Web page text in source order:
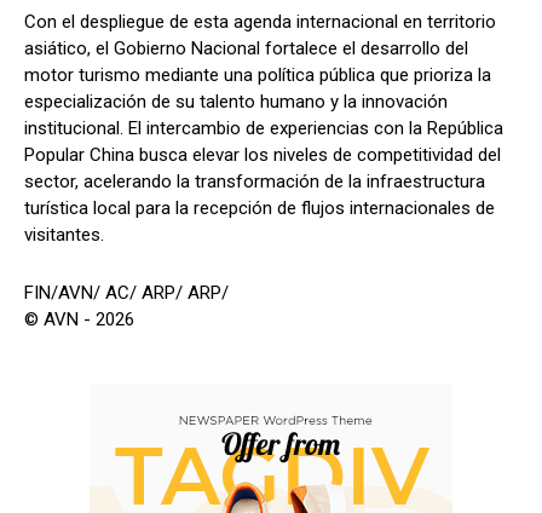
​Con el despliegue de esta agenda internacional en territorio
asiático, el Gobierno Nacional fortalece el desarrollo del
motor turismo mediante una política pública que prioriza la
especialización de su talento humano y la innovación
institucional. El intercambio de experiencias con la República
Popular China busca elevar los niveles de competitividad del
sector, acelerando la transformación de la infraestructura
turística local para la recepción de flujos internacionales de
visitantes.
FIN/AVN/ AC/ ARP/ ARP/
© AVN - 2026